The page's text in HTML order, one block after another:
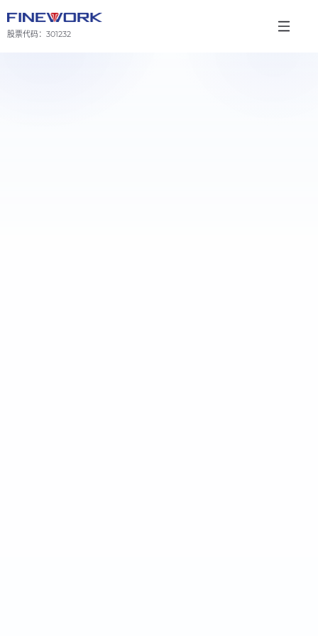
股票代码： 301232